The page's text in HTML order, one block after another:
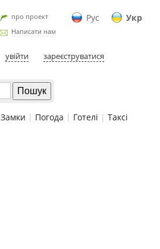
Рус Укр
про проект
Написати нам
увійти зареєструватися
Замки | Погода | Готелі | Таксі